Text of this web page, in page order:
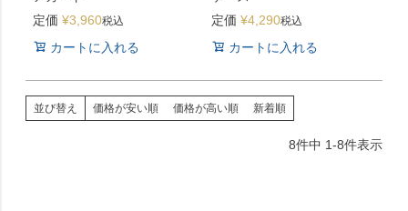
定価 ¥3,960税込
カートに入れる
定価 ¥4,290税込
カートに入れる
並び替え 価格が安い順 価格が高い順 新着順
8件中 1-8件表示